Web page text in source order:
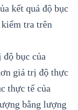
kết quả độ bục
tra trên
bục của
giá trị độ thực
thực tế của
bằng lượng